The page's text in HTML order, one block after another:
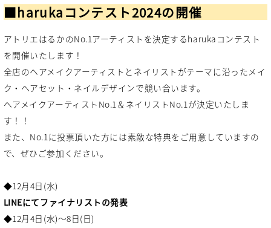
■harukaコンテスト2024の開催
アトリエはるかのNo.1アーティストを決定するharukaコンテスト
を開催いたします！
全店のヘアメイクアーティストとネイリストがテーマに沿ったメイ
ク・ヘアセット・ネイルデザインで競い合います。
ヘアメイクアーティストNo.1＆ネイリストNo.1が決定いたしま
す！！
また、No.1に投票頂いた方には素敵な特典をご用意していますの
で、ぜひご参加ください。
◆12月4日(水)
LINEにてファイナリストの発表
◆12月4日(水)～8日(日)